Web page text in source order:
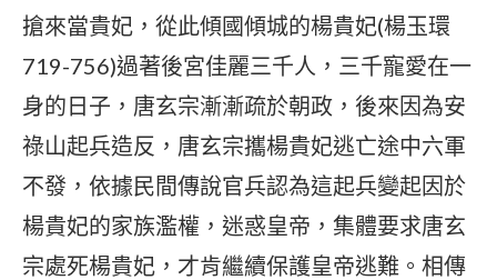
搶來當貴妃，從此傾國傾城的楊貴妃(楊玉環
719-756)過著後宮佳麗三千人，三千寵愛在一
身的日子，唐玄宗漸漸疏於朝政，後來因為安
祿山起兵造反，唐玄宗攜楊貴妃逃亡途中六軍
不發，依據民間傳說官兵認為這起兵變起因於
楊貴妃的家族濫權，迷惑皇帝，集體要求唐玄
宗處死楊貴妃，才肯繼續保護皇帝逃難。相傳